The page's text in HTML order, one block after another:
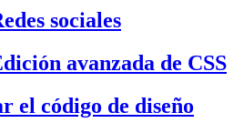
sociales
avanzada de CSS
el código de diseño